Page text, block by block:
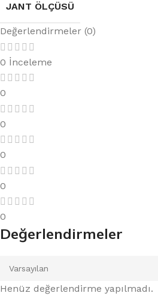
JANT ÖLÇÜSÜ
Değerlendirmeler (0)
0 İnceleme
0
0
0
0
0
Değerlendirmeler
Henüz değerlendirme yapılmadı.